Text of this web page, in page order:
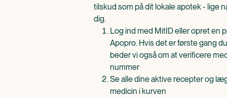
tilskud som på dit lokale apotek - lige
dig.
Log ind med MitID eller opret en
Apopro. Hvis det er første gang
beder vi også om at verificere
nummer
Se alle dine aktive recepter og
medicin i kurven